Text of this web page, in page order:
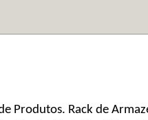
Produtos. Rack de